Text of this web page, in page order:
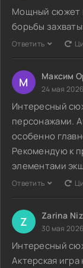
Мощный сюжет
борьбы
Ответить
М Максим
24 мая
Интересный
персонажами.
особенно
Рекомендую к
элементами
Ответить
Z Zarina
30 мая
Интересный
Актерская